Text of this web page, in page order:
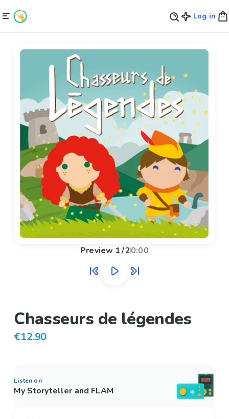
Log in
Preview 1/20:00
Chasseurs de légendes
€12.90
Listen on
My Storyteller and FLAM